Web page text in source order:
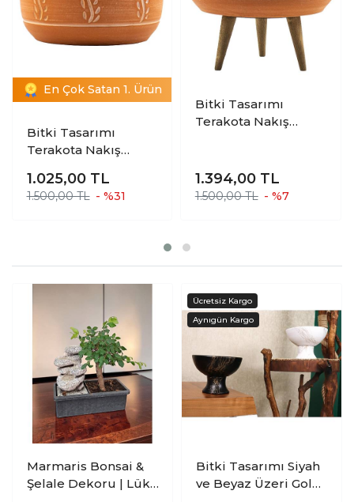
En Çok Satan 1. Ürün
Bitki Tasarımı
Terakota Nakış
Aranjman ve Bonzai
Saksı
1.025,00 TL
1.500,00 TL - %31
Bitki Tasarımı
Terakota Nakış
Saksı 3 Ayaklı
1.394,00 TL
1.500,00 TL - %7
Marmaris Bonsai &
Şelale Dekoru | Lüks
Bitki Tasarımı Siyah
ve Beyaz Üzeri Gold